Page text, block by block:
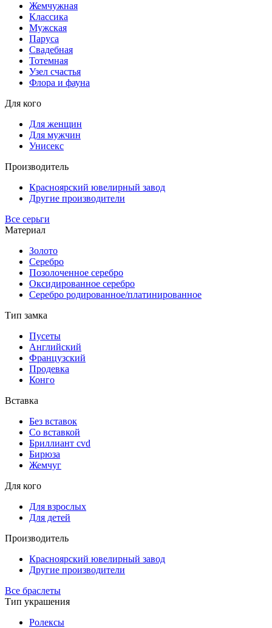
Жемчужная
Классика
Мужская
Паруса
Свадебная
Тотемная
Узел счастья
Флора и фауна
Для кого
Для женщин
Для мужчин
Унисекс
Производитель
Красноярский ювелирный завод
Другие производители
Все серьги
Материал
Золото
Серебро
Позолоченное серебро
Оксидированное серебро
Серебро родированное/платинированное
Тип замка
Пусеты
Английский
Французский
Продевка
Конго
Вставка
Без вставок
Со вставкой
Бриллиант cvd
Бирюза
Жемчуг
Для кого
Для взрослых
Для детей
Производитель
Красноярский ювелирный завод
Другие производители
Все браслеты
Тип украшения
Ролексы